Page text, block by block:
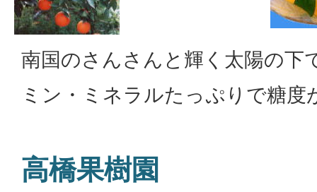
南国のさんさんと輝く太陽の下
ミン・ミネラルたっぷりで糖度
高橋果樹園